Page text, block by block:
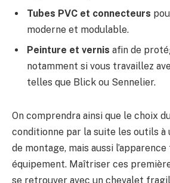
Tubes PVC et connecteurs
moderne et modulable.
Peinture et vernis afin de
notamment si vous travaillez
telles que Blick ou Sennelier.
On comprendra ainsi que le choix
conditionne par la suite les outils à
de montage, mais aussi
équipement. Maîtriser ces
se retrouver avec un chevalet